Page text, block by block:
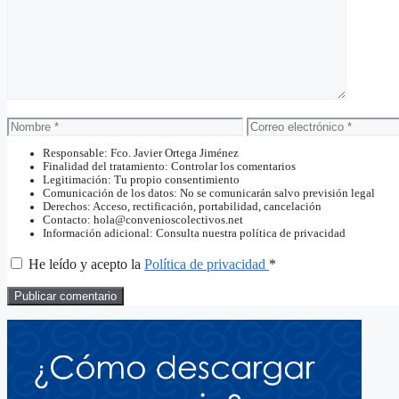
Nombre
Correo
electrónico
Responsable: Fco. Javier Ortega Jiménez
Finalidad del tratamiento: Controlar los comentarios
Legitimación: Tu propio consentimiento
Comunicación de los datos: No se comunicarán salvo previsión legal
Derechos: Acceso, rectificación, portabilidad, cancelación
Contacto: hola@convenioscolectivos.net
Información adicional: Consulta nuestra política de privacidad
He leído y acepto la Política de privacidad *